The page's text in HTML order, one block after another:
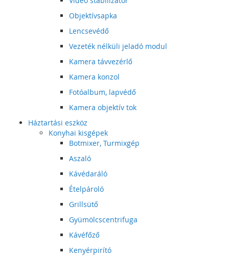
Objektívsapka
Lencsevédő
Vezeték nélküli jeladó modul
Kamera távvezérlő
Kamera konzol
Fotóalbum, lapvédő
Kamera objektív tok
Háztartási eszköz
Konyhai kisgépek
Botmixer, Turmixgép
Aszaló
Kávédaráló
Ételpároló
Grillsütő
Gyümölcscentrifuga
Kávéfőző
Kenyérpirító